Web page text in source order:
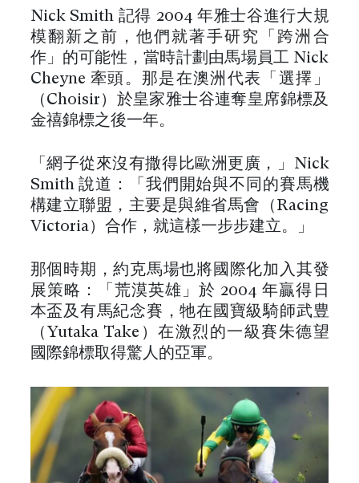
Nick Smith 記得 2004 年雅士谷進行大規
模翻新之前，他們就著手研究「跨洲合
作」的可能性，當時計劃由馬場員工 Nick
Cheyne 牽頭。那是在澳洲代表「選擇」
（Choisir）於皇家雅士谷連奪皇席錦標及
金禧錦標之後一年。
「網子從來沒有撒得比歐洲更廣，」Nick
Smith 說道：「我們開始與不同的賽馬機
構建立聯盟，主要是與維省馬會（Racing
Victoria）合作，就這樣一步步建立。」
那個時期，約克馬場也將國際化加入其發
展策略：「荒漠英雄」於 2004 年贏得日
本盃及有馬紀念賽，牠在國寶級騎師武豊
（Yutaka Take）在激烈的一級賽朱德望
國際錦標取得驚人的亞軍。